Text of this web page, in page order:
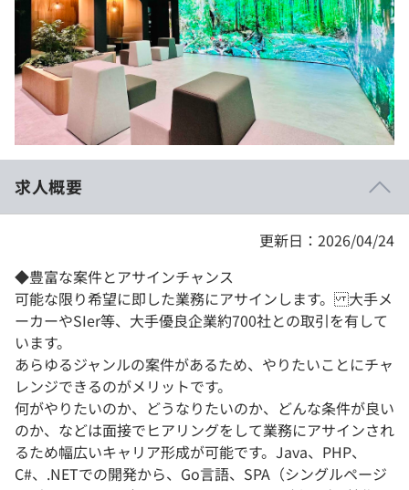
就活成功ガイド
プラン
個人向けプラン
法人向けプラン
学校向けプラン
契約内容・クーポン
求人概要
更新日：2026/04/24
◆豊富な案件とアサインチャンス
可能な限り希望に即した業務にアサインします。 大手メ
ーカーやSIer等、大手優良企業約700社との取引を有して
います。
あらゆるジャンルの案件があるため、やりたいことにチャ
レンジできるのがメリットです。
何がやりたいのか、どうなりたいのか、どんな条件が良い
のか、などは面接でヒアリングをして業務にアサインされ
るため幅広いキャリア形成が可能です。Java、PHP、
C#、.NETでの開発から、Go言語、SPA（シングルページ